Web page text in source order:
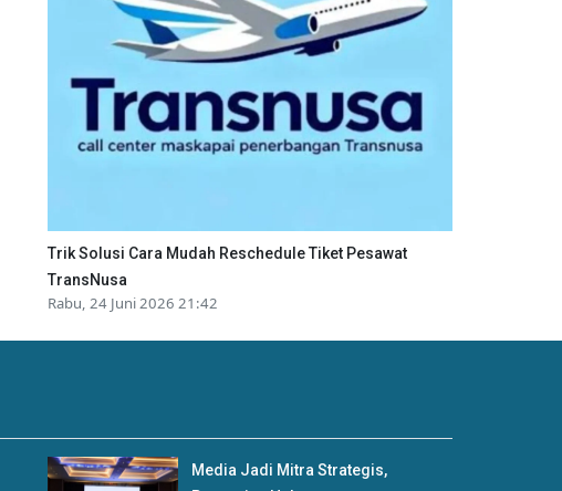
Trik Solusi Cara Mudah Reschedule Tiket Pesawat
TransNusa
Rabu, 24 Juni 2026 21:42
Media Jadi Mitra Strategis,